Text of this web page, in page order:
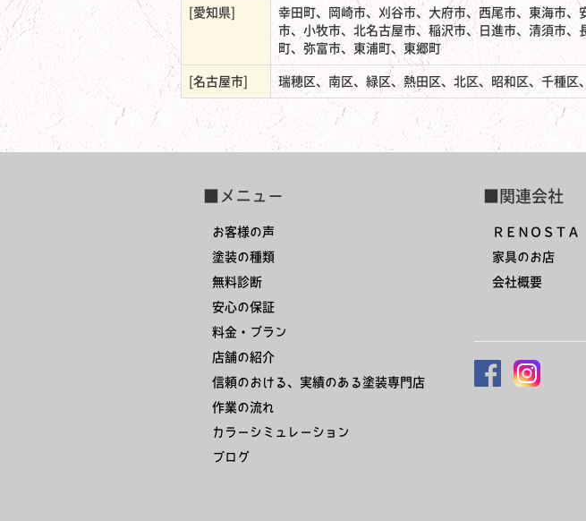
[愛知県]
幸田町、岡崎市、刈谷市、大府市、西尾市、東海市
市、小牧市、北名古屋市、稲沢市、日進市、清須市
町、弥富市、東浦町、東郷町
[名古屋市] 瑞穂区、南区、緑区、熱田区、北区、昭和区、千種
■メニュー
お客様の声
塗装の種類
無料診断
安心の保証
料金・プラン
店舗の紹介
信頼のおける、実績のある塗装専門店
作業の流れ
カラーシミュレーション
ブログ
■関連会社
ＲＥＮＯＳＴＡ
家具のお店
会社概要